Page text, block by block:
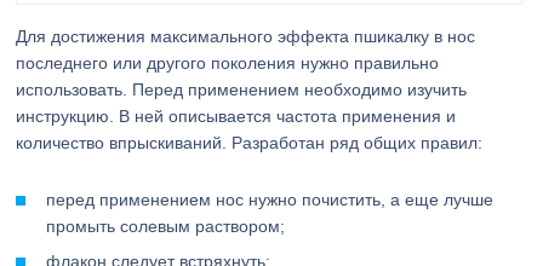
Для достижения максимального эффекта пшикалку в нос
последнего или другого поколения нужно правильно
использовать. Перед применением необходимо изучить
инструкцию. В ней описывается частота применения и
количество впрыскиваний. Разработан ряд общих правил:
перед применением нос нужно почистить, а еще лучше
промыть солевым раствором;
флакон следует встряхнуть;